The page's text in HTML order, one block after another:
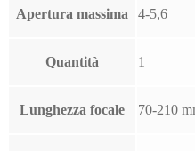
Apertura massima 4-5,6
Quantità 1
Lunghezza focale 70-210